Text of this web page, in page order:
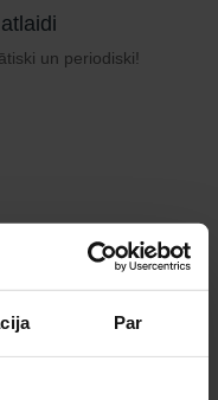
Par
un periodiski!
Svaiga